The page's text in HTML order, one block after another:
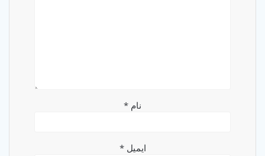
نام *
ایمیل*